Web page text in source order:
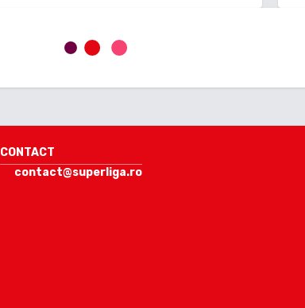
CONTACT
contact@superliga.ro